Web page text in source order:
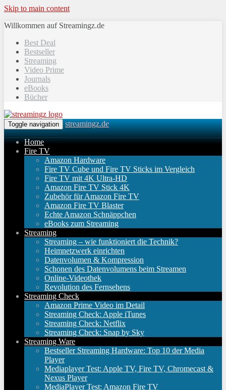
Skip to main content
Willkommen auf Streamingz.de
Best Deal
Bestseller
Streaming
Video Prime
Journals
eBooks
Bücher
Toggle navigation streamingz.de
Home
Fire TV
Amazon Hardware
Fire TV Cube und Fire TV Sticks im Vergleich
Fire TV mit 4K Ultra-HD
Amazon Fire TV Stick 4K
Zubehör für Amazon Fire TV
Amazon Fire TV Blaster
Echte Amazon Schnäppchen
eBooks zum Streaming
Streaming
Streaming – wie funktioniert die Technik?
Heimnetzwerk einrichten
Datenvolumen & Kompression
Schonen des Datenvolumens beim Streamen
Online-Videothek
Revolution des Fernsehens
Streaming Check
Amazon Prime Video im Detail
Streaming Check: Apple iTunes
Streaming Check: Netflix
Streaming Check: Snap by Sky
Streaming Ware
Bestseller Streaming Hardware: Top 10 der Media
Player
Mediaplayer Test: Apple TV, Fire TV, Chromecast &
Nexus Player
MediaPlayer Test: Amazon Fire TV